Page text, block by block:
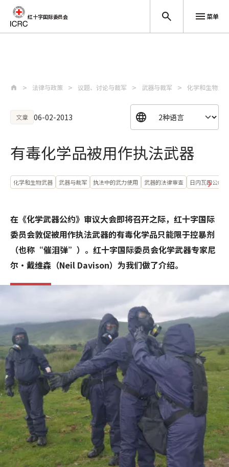
红十字国际委员会 菜单
法律与政策 议题、讨论与裁军 武器与裁军 化学和生物武
文章 06-02-2013
有毒化学品被用作执法武器
化学和生物武器 武器与裁军 执法中的武力使用 武器的法律审查 日内瓦四公约
在《化学武器公约》审议大会即将召开之际，红十字国际
委员会敦促被用作执法武器的有毒化学品只能限于控暴剂
（也称“催泪弹”）。红十字国际委员会化学武器专家尼
尔·戴维森（Neil Davison）为我们做了介绍。